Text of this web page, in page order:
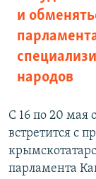
и
народов
С 16 по 20 мая
встретится с
парламента